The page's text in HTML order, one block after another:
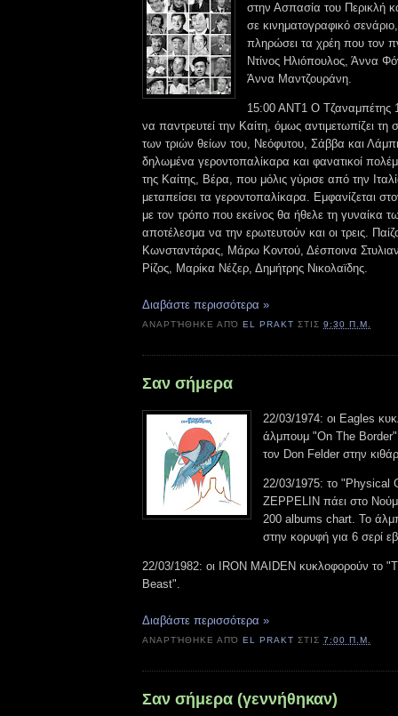
στην Ασπασία του Περικλή
σε κινηματογραφικό
πληρώσει τα χρέη που τον
Ντίνος Ηλιόπουλος, Άννα
Άννα Μαντζουράνη.
15:00 ANT1 Ο Τζαναμπέτης
να παντρευτεί την Καίτη, όμως αντιμετωπίζει τη
των τριών θείων του, Νεόφυτου, Σάββα και
δηλωμένα γεροντοπαλίκαρα και φανατικοί
της Καίτης, Βέρα, που μόλις γύρισε από την
μεταπείσει τα γεροντοπαλίκαρα. Εμφανίζεται
με τον τρόπο που εκείνος θα ήθελε τη γυναίκα
αποτέλεσμα να την ερωτευτούν και οι τρεις.
Κωνσταντάρας, Μάρω Κοντού, Δέσποινα
Ρίζος, Μαρίκα Νέζερ, Δημήτρης Νικολαϊδης.
Διαβάστε περισσότερα »
ΑΝΑΡΤΉΘΗΚΕ ΑΠΌEL PRAKT ΣΤΙΣ9:30 Π.Μ.
Σαν σήμερα
22/03/1974: οι Eagles
άλμπουμ "On The
τον Don Felder στην
22/03/1975: το "Physical
ZEPPELIN πάει στο
200 albums chart. Το
στην κορυφή για 6 σερί
22/03/1982: οι IRON MAIDEN κυκλοφορούν το
Beast".
Διαβάστε περισσότερα »
ΑΝΑΡΤΉΘΗΚΕ ΑΠΌEL PRAKT ΣΤΙΣ7:00 Π.Μ.
Σαν σήμερα (γεννήθηκαν)